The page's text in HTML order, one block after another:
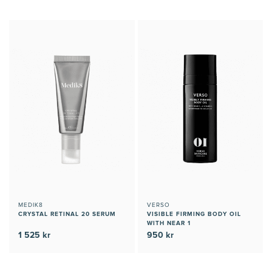
MEDIK8
CRYSTAL RETINAL 20 SERUM
1 525 kr
VERSO
VISIBLE FIRMING BODY OIL
WITH NEAR 1
950 kr